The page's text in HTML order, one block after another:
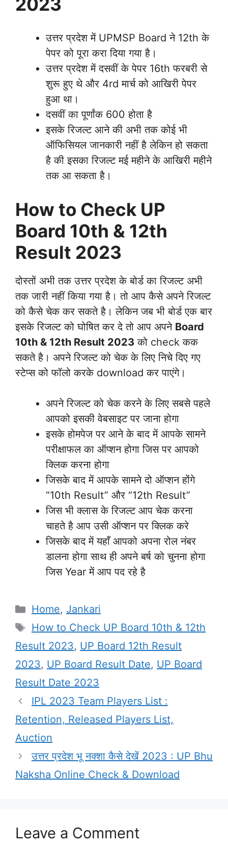
उत्तर प्रदेश में UPMSP Board ने 12th के
पेपर को पूरा करा दिया गया है।
उत्तर प्रदेश में दसवीं के पेपर 16th फरबरी से
शुरू हुए थे और 4rd मार्च को आखिरी पेपर
हुआ था।
दसवीं का पूर्णांक 600 होता है
इसके रिजल्ट आने की अभी तक कोई भी
ऑफिसियल जानकारी नहीं है लेकिन हो सकता
है की इसका रिजल्ट मई महीने के आखिरी महीने
तक आ सकता है।
How to Check UP
Board 10th & 12th
Result 2023
दोस्तों अभी तक उत्तर प्रदेश के बोर्ड का रिजल्ट अभी
तक जारी नहीं किया गया है। तो आप कैसे अपने रिजल्ट
को कैसे चेक कर सकते है। लेकिन जब भी बोर्ड एक बार
इसके रिजल्ट को घोषित कर दे तो आप अपने Board
10th & 12th Result 2023 को check कक
सकते है। अपने रिजल्ट को चेक के लिए निचे दिए गए
स्टेप्स को फॉलो करके download कर पाएंगे।
अपने रिजल्ट को चेक करने के लिए सबसे पहले
आपको इसकी वेबसाइट पर जाना होगा
इसके होमपेज पर आने के बाद में आपके सामने
परीक्षाफल का ऑप्शन होगा जिस पर आपको
क्लिक करना होगा
जिसके बाद में आपके सामने दो ऑप्शन होंगे
“10th Result” और “12th Result”
जिस भी क्लास के रिजल्ट आप चेक करना
चाहते है आप उसी ऑप्शन पर क्लिक करे
जिसके बाद में यहाँ आपको अपना रोल नंबर
डालना होगा साथ ही अपने बर्ष को चुनना होगा
जिस Year में आप पद रहे है
Categories
Home, Jankari
Tags
How to Check UP Board 10th & 12th
Result 2023, UP Board 12th Result
2023, UP Board Result Date, UP Board
Result Date 2023
IPL 2023 Team Players List :
Retention, Released Players List,
Auction
उत्तर प्रदेश भू नक्शा कैसे देखें 2023 : UP Bhu
Naksha Online Check & Download
Leave a Comment